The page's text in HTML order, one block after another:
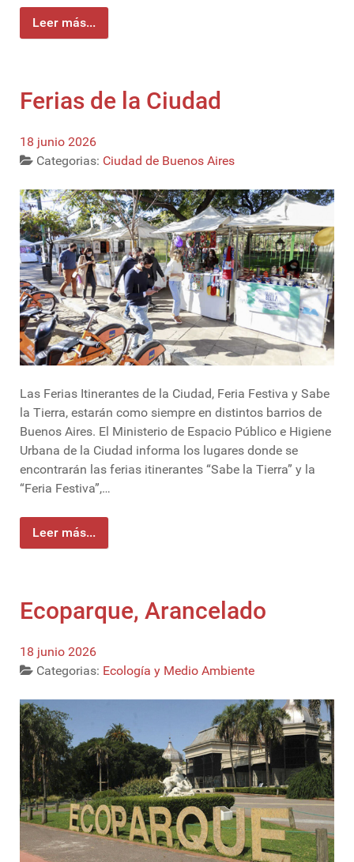
Leer más...
Ferias de la Ciudad
18 junio 2026
Categorias: Ciudad de Buenos Aires
Las Ferias Itinerantes de la Ciudad, Feria Festiva y Sabe
la Tierra, estarán como siempre en distintos barrios de
Buenos Aires. El Ministerio de Espacio Público e Higiene
Urbana de la Ciudad informa los lugares donde se
encontrarán las ferias itinerantes “Sabe la Tierra” y la
“Feria Festiva”,…
Leer más...
Ecoparque, Arancelado
18 junio 2026
Categorias: Ecología y Medio Ambiente